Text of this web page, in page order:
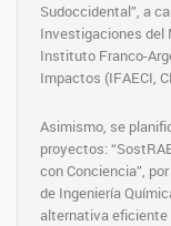
Sudoccidental”, a
Investigaciones del
Instituto Franco-
Impactos (IFAECI,
Asimismo, se
proyectos:
con Conciencia”,
de Ingeniería
alternativa eficiente